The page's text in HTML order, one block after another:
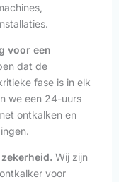
voor een
dat de
fase is in elk
we een 24-uurs
ontkalken en
Wij zijn
voor